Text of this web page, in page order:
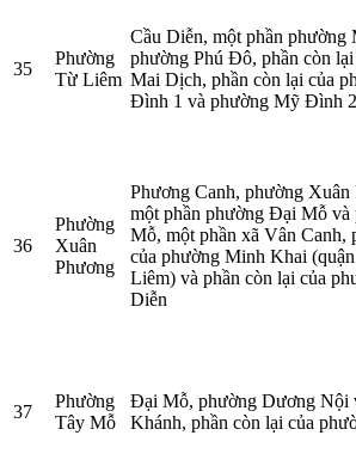
35
Phường
Từ Liêm
Cầu Diễn, một phần phường
phường Phú Đô, phần còn
Mai Dịch, phần còn lại của
Đình 1 và phường Mỹ Đình 2
36
Phường
Xuân
Phương
Phương Canh, phường Xuân
một phần phường Đại Mỗ và
Mỗ, một phần xã Vân Canh,
của phường Minh Khai
Liêm) và phần còn lại của
Diễn
37
Phường
Tây Mỗ
Đại Mỗ, phường Dương Nội
Khánh, phần còn lại của